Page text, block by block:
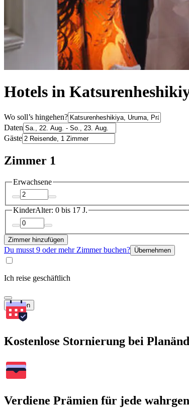
Hotels in
Wo soll’s hingehen?
Daten
Gäste
Zimmer 1
Erwachsene
KinderAlter: 0 bis 17 J.
Zimmer hinzufügen
Du musst 9 oder mehr Zimmer buchen? Übernehmen
Ich reise geschäftlich
Suchen
Kostenlose Stornierung bei
Verdiene Prämien für jede